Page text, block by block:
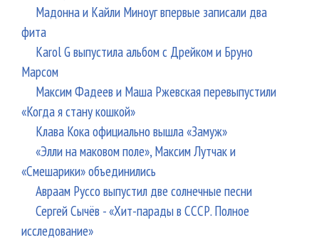
Мадонна и Кайли Миноуг впервые записали два
фита
Karol G выпустила альбом с Дрейком и Бруно
Марсом
Максим Фадеев и Маша Ржевская перевыпустили
«Когда я стану кошкой»
Клава Кока официально вышла «Замуж»
«Элли на маковом поле», Максим Лутчак и
«Смешарики» объединились
Авраам Руссо выпустил две солнечные песни
Сергей Сычёв - «Хит-парады в СССР. Полное
исследование»